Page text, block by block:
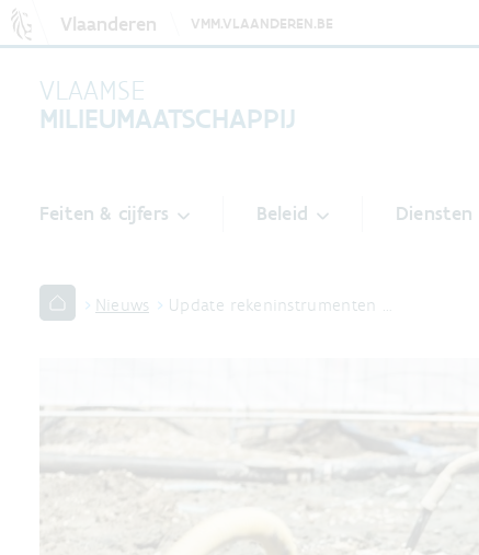
Vlaanderen VMM.VLAANDEREN.BE
VLAAMSE
MILIEUMAATSCHAPPIJ
Feiten & cijfers Beleid
Nieuws Update rekeninstrumenten …